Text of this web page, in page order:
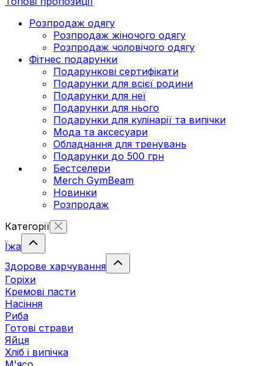
Розпродаж одягу
Розпродаж жіночого одягу
Розпродаж чоловічого одягу
Фітнес подарунки
Подарункові сертифікати
Подарунки для всієї родини
Подарунки для неї
Подарунки для нього
Подарунки для кулінарії та випічки
Мода та аксесуари
Обладнання для тренувань
Подарунки до 500 грн
Бестселери
Merch GymBeam
Новинки
Розпродаж
Категорії
Їжа
Здорове харчування
Горіхи
Кремові пасти
Насіння
Риба
Готові страви
Яйця
Хліб і випічка